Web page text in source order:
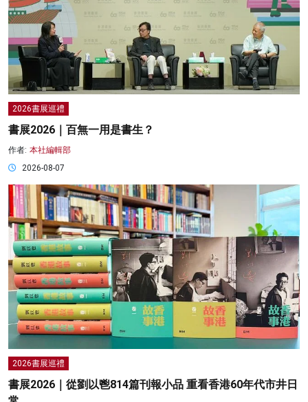
2026書展巡禮
書展2026｜百無一用是書生？
作者: 本社編輯部
2026-08-07
2026書展巡禮
書展2026｜從劉以鬯814篇刊報小品 重看香港60年代市井日